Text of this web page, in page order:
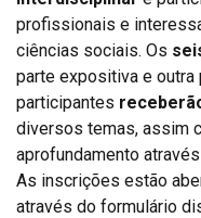
profissionais e
ciências sociais. Os
parte expositiva e outra
participantes
diversos temas, assim
aprofundamento
As inscrições estão
através do formulário